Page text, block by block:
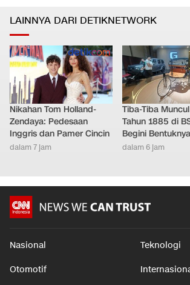
LAINNYA DARI DETIKNETWORK
Nikahan Tom Holland-
Zendaya: Pedesaan
Inggris dan Pamer Cincin
dalam 7 jam
Tiba-Tiba
Tahun 1885 di
Begini Bentuknya
dalam 6 jam
Nasional Teknologi
Otomotif